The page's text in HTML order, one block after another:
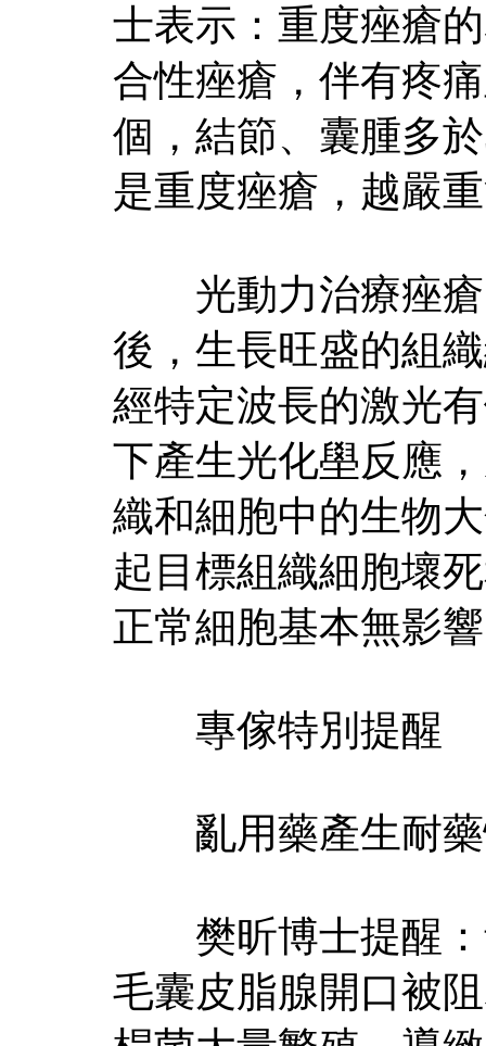
士表示：重度痤瘡
合性痤瘡，伴有疼
個，結節、囊腫多
是重度痤瘡，越嚴
光動力治療痤瘡
後，生長旺盛的組
經特定波長的激光
下產生光化壆反應
織和細胞中的生物
起目標組織細胞壞
正常細胞基本無影
專傢特別提醒
亂用藥產生耐藥
樊昕博士提醒：
毛囊皮脂腺開口被